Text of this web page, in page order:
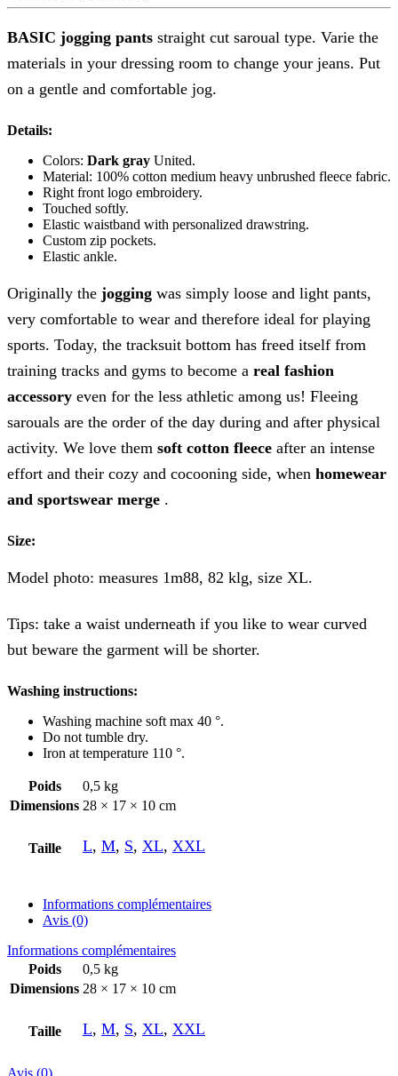
BASIC jogging pants straight cut saroual type. Varie the
materials in your dressing room to change your jeans. Put
on a gentle and comfortable jog.
Details:
Colors: Dark gray United.
Material: 100% cotton medium heavy unbrushed fleece fabric.
Right front logo embroidery.
Touched softly.
Elastic waistband with personalized drawstring.
Custom zip pockets.
Elastic ankle.
Originally the jogging was simply loose and light pants,
very comfortable to wear and therefore ideal for playing
sports. Today, the tracksuit bottom has freed itself from
training tracks and gyms to become a real fashion
accessory even for the less athletic among us! Fleeing
sarouals are the order of the day during and after physical
activity. We love them soft cotton fleece after an intense
effort and their cozy and cocooning side, when homewear
and sportswear merge .
Size:
Model photo: measures 1m88, 82 klg, size XL.
Tips: take a waist underneath if you like to wear curved
but beware the garment will be shorter.
Washing instructions:
Washing machine soft max 40 °.
Do not tumble dry.
Iron at temperature 110 °.
Poids
0,5 kg
Dimensions 28 × 17 × 10 cm
Taille L, M, S, XL, XXL
Informations complémentaires
Avis (0)
Informations complémentaires
Poids
0,5 kg
Dimensions 28 × 17 × 10 cm
Taille L, M, S, XL, XXL
Avis (0)